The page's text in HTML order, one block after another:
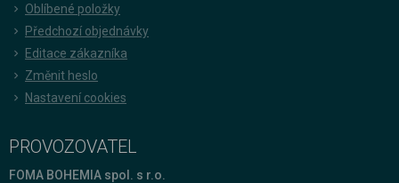
Oblíbené položky
Předchozí objednávky
Editace zákazníka
Změnit heslo
Nastavení cookies
PROVOZOVATEL
FOMA BOHEMIA spol. s r.o.